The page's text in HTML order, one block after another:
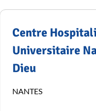
Centre
Universitaire
Dieu
NANTES